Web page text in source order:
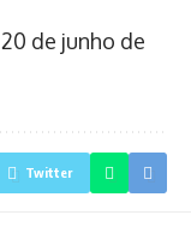
20 de junho de
Twitter